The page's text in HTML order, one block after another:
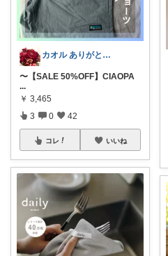
カオル ありがとうございます🍀
〜【SALE 50%OFF】CIAOPA
...
￥ 3,465
3 0 42
コレ いいね